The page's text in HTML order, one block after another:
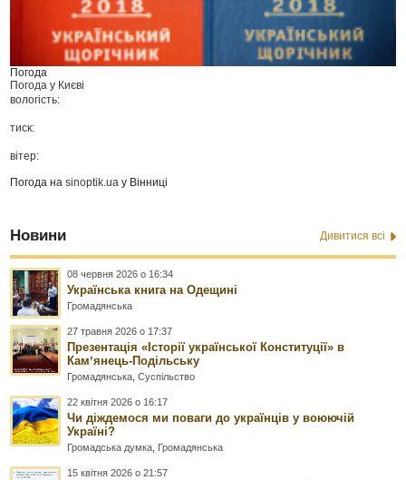
Погода
Погода у Києві
вологість:
тиск:
вітер:
Погода наsinoptik.ua у Вінниці
Новини Дивитися всі
08 червня 2026 о 16:34
Українська книга на Одещині
Громадянська
27 травня 2026 о 17:37
Презентація «Історії української Конституції» в
Камʼянець-Подільську
Громадянська ,Суспільство
22 квітня 2026 о 16:17
Чи діждемося ми поваги до українців у воюючій
Україні?
Громадська думка Громадянська
15 квітня 2026 о 21:57